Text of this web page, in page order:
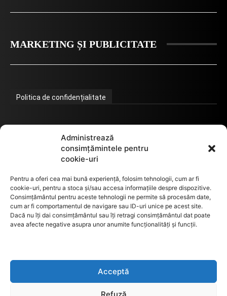
Administrează
consimțămintele pentru
cookie-uri
Pentru a oferi cea mai bună experiență, folosim tehnologii, cum ar fi
cookie-uri, pentru a stoca și/sau accesa informațiile despre dispozitive.
Consimțământul pentru aceste tehnologii ne permite să procesăm date,
cum ar fi comportamentul de navigare sau ID-uri unice pe acest site.
Dacă nu îți dai consimțământul sau îți retragi consimțământul dat poate
avea afecte negative asupra unor anumite funcționalități și funcții.
Acceptă
Refuză
MARKETING ȘI PUBLICITATE
Politica de confidențialitate
Termeni de utilizare
GDPR
Anunturi de licitații